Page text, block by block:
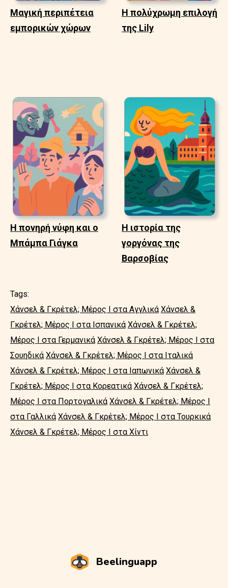
Μαγική περιπέτεια
εμπορικών χώρων
Η πολύχρωμη επιλογή
της Lily
Η πονηρή νύφη και ο
Μπάμπα Γιάγκα
Η ιστορία της
γοργόνας της
Βαρσοβίας
Tags:
Χάνσελ & Γκρέτελ; Μέρος Ι στα Αγγλικά Χάνσελ &
Γκρέτελ; Μέρος Ι στα Ισπανικά Χάνσελ & Γκρέτελ;
Μέρος Ι στα Γερμανικά Χάνσελ & Γκρέτελ; Μέρος Ι στα
Σουηδικά Χάνσελ & Γκρέτελ; Μέρος Ι στα Ιταλικά
Χάνσελ & Γκρέτελ; Μέρος Ι στα Ιαπωνικά Χάνσελ &
Γκρέτελ; Μέρος Ι στα Κορεατικά Χάνσελ & Γκρέτελ;
Μέρος Ι στα Πορτογαλικά Χάνσελ & Γκρέτελ; Μέρος Ι
στα Γαλλικά Χάνσελ & Γκρέτελ; Μέρος Ι στα Τουρκικά
Χάνσελ & Γκρέτελ; Μέρος Ι στα Χίντι
Beelinguapp